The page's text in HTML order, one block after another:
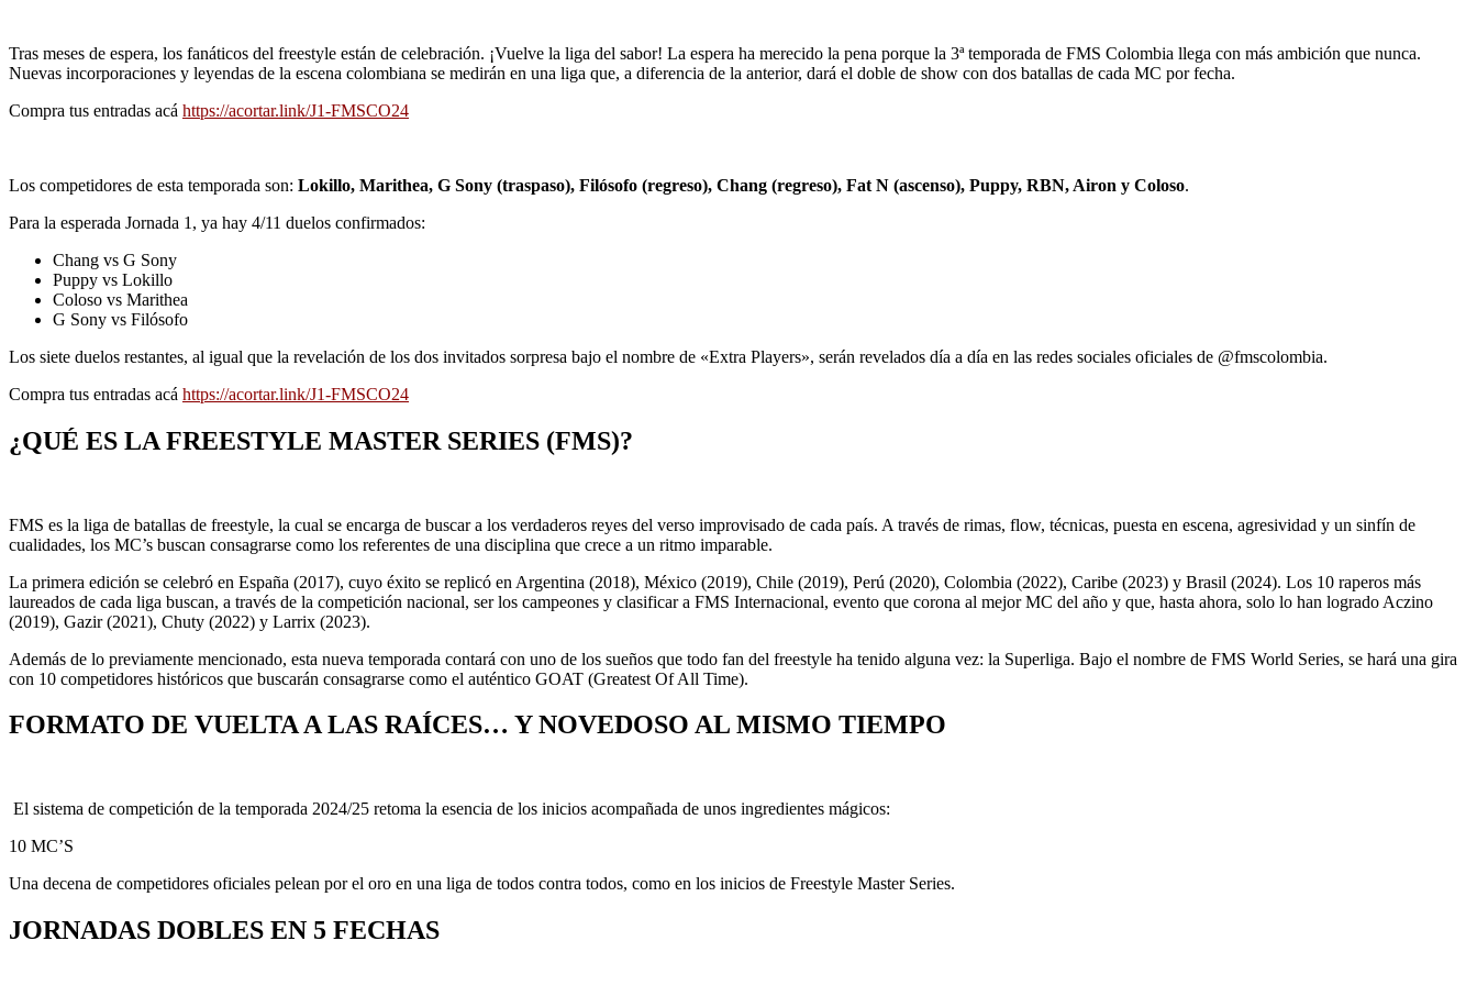
Tras meses de espera, los fanáticos del freestyle están de celebración. ¡Vuelve la liga del sabor! La espera ha merecido la pena porque la 3ª temporada de FMS Colombia llega con más ambición que nunca.
Nuevas incorporaciones y leyendas de la escena colombiana se medirán en una liga que, a diferencia de la anterior, dará el doble de show con dos batallas de cada MC por fecha.
Compra tus entradas acá https://acortar.link/J1-FMSCO24
Los competidores de esta temporada son: Lokillo, Marithea, G Sony (traspaso), Filósofo (regreso), Chang (regreso), Fat N (ascenso), Puppy, RBN, Airon y Coloso.
Para la esperada Jornada 1, ya hay 4/11 duelos confirmados:
Chang vs G Sony
Puppy vs Lokillo
Coloso vs Marithea
G Sony vs Filósofo
Los siete duelos restantes, al igual que la revelación de los dos invitados sorpresa bajo el nombre de «Extra Players», serán revelados día a día en las redes sociales oficiales de @fmscolombia.
Compra tus entradas acá https://acortar.link/J1-FMSCO24
¿QUÉ ES LA FREESTYLE MASTER SERIES (FMS)?
FMS es la liga de batallas de freestyle, la cual se encarga de buscar a los verdaderos reyes del verso improvisado de cada país. A través de rimas, flow, técnicas, puesta en escena, agresividad y un sinfín de
cualidades, los MC’s buscan consagrarse como los referentes de una disciplina que crece a un ritmo imparable.
La primera edición se celebró en España (2017), cuyo éxito se replicó en Argentina (2018), México (2019), Chile (2019), Perú (2020), Colombia (2022), Caribe (2023) y Brasil (2024). Los 10 raperos más
laureados de cada liga buscan, a través de la competición nacional, ser los campeones y clasificar a FMS Internacional, evento que corona al mejor MC del año y que, hasta ahora, solo lo han logrado Aczino
(2019), Gazir (2021), Chuty (2022) y Larrix (2023).
Además de lo previamente mencionado, esta nueva temporada contará con uno de los sueños que todo fan del freestyle ha tenido alguna vez: la Superliga. Bajo el nombre de FMS World Series, se hará una gira
con 10 competidores históricos que buscarán consagrarse como el auténtico GOAT (Greatest Of All Time).
FORMATO DE VUELTA A LAS RAÍCES… Y NOVEDOSO AL MISMO TIEMPO
El sistema de competición de la temporada 2024/25 retoma la esencia de los inicios acompañada de unos ingredientes mágicos:
10 MC’S
Una decena de competidores oficiales pelean por el oro en una liga de todos contra todos, como en los inicios de Freestyle Master Series.
JORNADAS DOBLES EN 5 FECHAS